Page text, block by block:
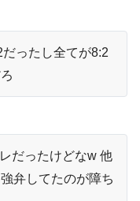
ったし全てが8:2
だったけどなw 他
弁してたのが障ち